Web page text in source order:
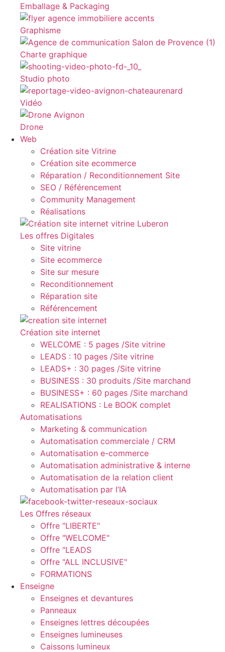
Emballage & Packaging
Graphisme
Charte graphique
Studio photo
Vidéo
Drone
Web
Création site Vitrine
Création site ecommerce
Réparation / Reconditionnement Site
SEO / Référencement
Community Management
Réalisations
Les offres Digitales
Site vitrine
Site ecommerce
Site sur mesure
Reconditionnement
Réparation site
Référencement
Création site internet
WELCOME : 5 pages /Site vitrine
LEADS : 10 pages /Site vitrine
LEADS+ : 30 pages /Site vitrine
BUSINESS : 30 produits /Site marchand
BUSINESS+ : 60 pages /Site marchand
REALISATIONS : Le BOOK complet
Automatisations
Marketing & communication
Automatisation commerciale / CRM
Automatisation e-commerce
Automatisation administrative & interne
Automatisation de la relation client
Automatisation par l’IA
Les Offres réseaux
Offre "LIBERTE"
Offre "WELCOME"
Offre "LEADS
Offre "ALL INCLUSIVE"
FORMATIONS
Enseigne
Enseignes et devantures
Panneaux
Enseignes lettres découpées
Enseignes lumineuses
Caissons lumineux